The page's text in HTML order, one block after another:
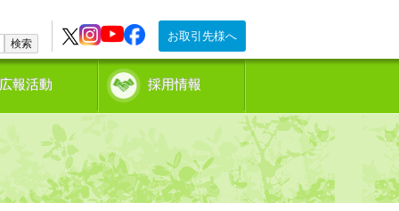
お取引先様へ
検索
広報活動 採用情報